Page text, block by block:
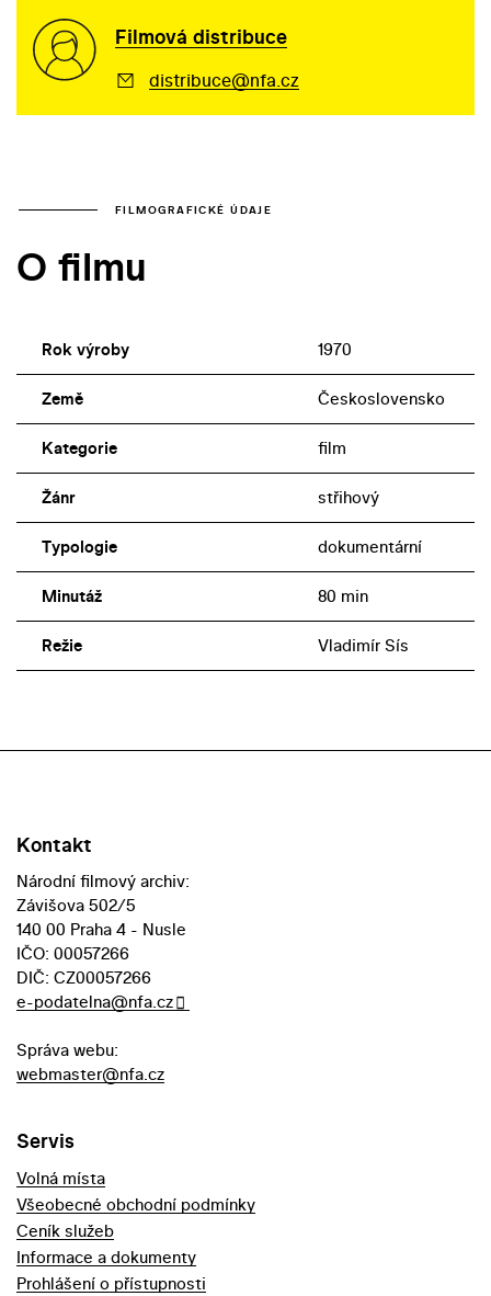
Filmová distribuce
distribuce@nfa.cz
FILMOGRAFICKÉ ÚDAJE
O filmu
Rok výroby 1970
Země Československo
Kategorie film
Žánr střihový
Typologie dokumentární
Minutáž 80 min
Režie Vladimír Sís
Kontakt
Národní filmový archiv:
Závišova 502/5
140 00 Praha 4 - Nusle
IČO: 00057266
DIČ: CZ00057266
e-podatelna@nfa.cz
Správa webu:
webmaster@nfa.cz
Servis
Volná místa
Všeobecné obchodní podmínky
Ceník služeb
Informace a dokumenty
Prohlášení o přístupnosti